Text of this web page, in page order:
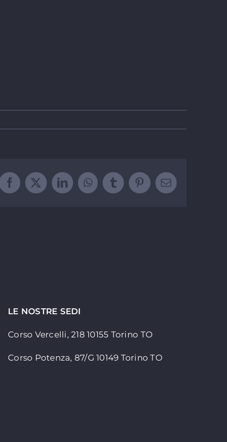
Facebook
X LinkedInWhatsApp
TumblrPinterest
Email
LE NOSTRE SEDI
Corso Vercelli, 218 10155 Torino TO
Corso Potenza, 87/G 10149 Torino TO